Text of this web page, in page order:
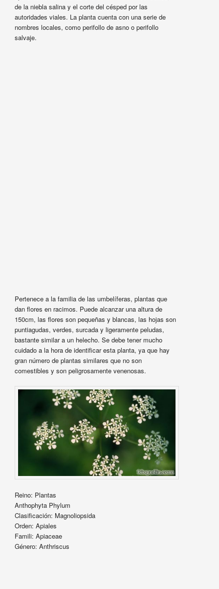
de la niebla salina y el corte del césped por las
autoridades viales. La planta cuenta con una serie de
nombres locales, como perifollo de asno o perifollo
salvaje.
Pertenece a la familia de las umbelíferas, plantas que
dan flores en racimos. Puede alcanzar una altura de
150cm, las flores son pequeñas y blancas, las hojas son
puntiagudas, verdes, surcada y ligeramente peludas,
bastante similar a un helecho. Se debe tener mucho
cuidado a la hora de identificar esta planta, ya que hay
gran número de plantas similares que no son
comestibles y son peligrosamente venenosas.
Reino: Plantas
Anthophyta Phylum
Clasificación: Magnoliopsida
Orden: Apiales
Famili: Apiaceae
Género: Anthriscus